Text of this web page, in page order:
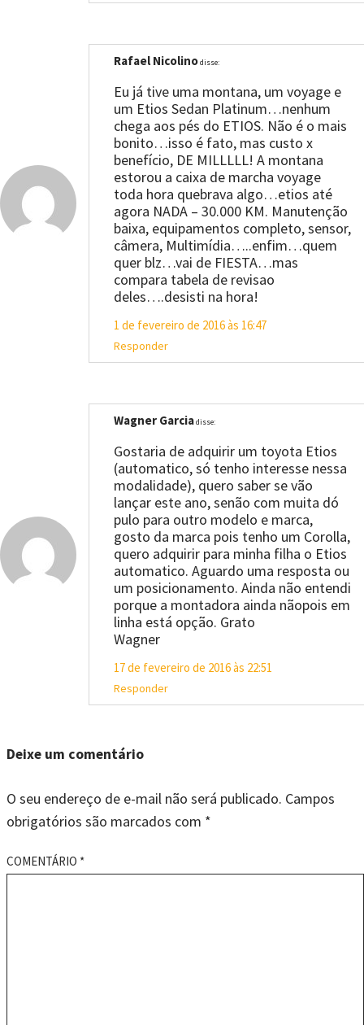
Rafael Nicolinodisse:
Eu já tive uma montana, um voyage e
um Etios Sedan Platinum…nenhum
chega aos pés do ETIOS. Não é o mais
bonito…isso é fato, mas custo x
benefício, DE MILLLLL! A montana
estorou a caixa de marcha voyage
toda hora quebrava algo…etios até
agora NADA – 30.000 KM. Manutenção
baixa, equipamentos completo, sensor,
câmera, Multimídia…..enfim…quem
quer blz…vai de FIESTA…mas
compara tabela de revisao
deles….desisti na hora!
1 de fevereiro de 2016 às 16:47
Responder
Wagner Garciadisse:
Gostaria de adquirir um toyota Etios
(automatico, só tenho interesse nessa
modalidade), quero saber se vão
lançar este ano, senão com muita dó
pulo para outro modelo e marca,
gosto da marca pois tenho um Corolla,
quero adquirir para minha filha o Etios
automatico. Aguardo uma resposta ou
um posicionamento. Ainda não entendi
porque a montadora ainda nãopois em
linha está opção. Grato
Wagner
17 de fevereiro de 2016 às 22:51
Responder
Deixe um comentário
O seu endereço de e-mail não será publicado. Campos
obrigatórios são marcados com *
COMENTÁRIO *